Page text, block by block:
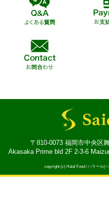
〒810-0073 福岡市中央区
Akasaka Prime bld 2F 2-3-6
copyright (c) Halal Food / ハラール(